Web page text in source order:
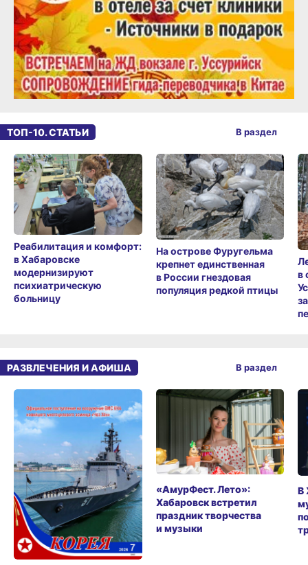
ТОП-10. СТАТЬИ
Реабилитация и комфорт:
в Хабаровске
модернизируют
психиатрическую
больницу
На острове Фуругельма
крепнет единственная
в России гнездовая
популяция редкой птицы
в
В раздел
РАЗВЛЕЧЕНИЯ И АФИША
«АмурФест. Лето»:
Хабаровск встретил
праздник творчества
и музыки
В
В раздел